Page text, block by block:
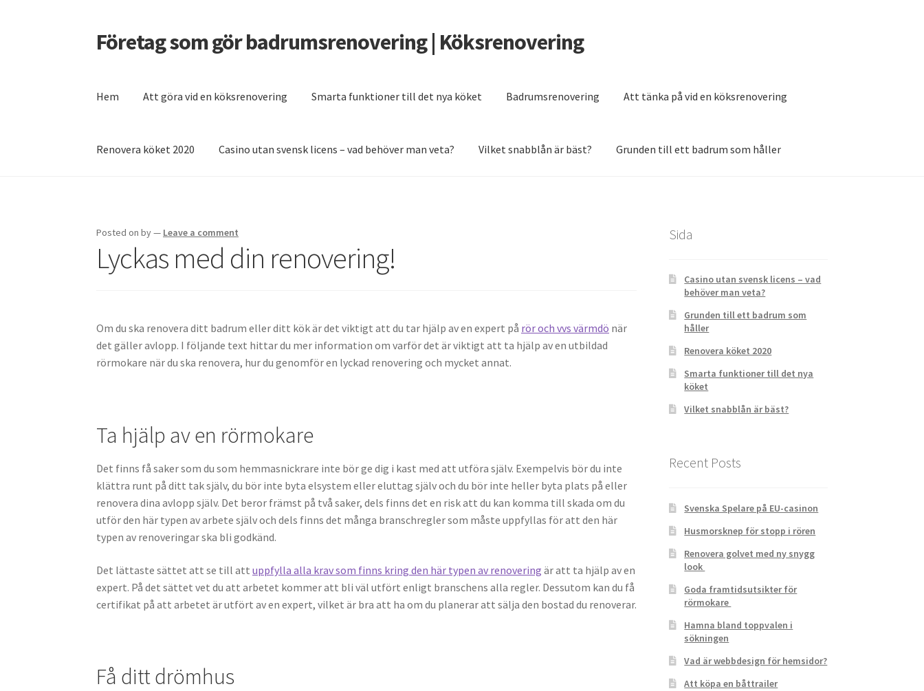
Skip
to
Skip
to
Företag som gör badrumsrenovering | Köksrenovering
Hem Att göra vid en köksrenovering Smarta funktioner till det nya köket Badrumsrenovering Att tänka på vid en köksrenovering
Renovera köket 2020 Casino utan svensk licens – vad behöver man veta? Vilket snabblån är bäst? Grunden till ett badrum som håller
Vilket snabblån är bäst?
Posted onby— Leave a comment
Lyckas med din renovering!
Om du ska renovera ditt badrum eller ditt kök är det viktigt att du tar hjälp av en expert på rör och vvs värmdö när
det gäller avlopp. I följande text hittar du mer information om varför det är viktigt att ta hjälp av en utbildad
rörmokare när du ska renovera, hur du genomför en lyckad renovering och mycket annat.
Ta hjälp av en rörmokare
Det finns få saker som du som hemmasnickrare inte bör ge dig i kast med att utföra själv. Exempelvis bör du inte
klättra runt på ditt tak själv, du bör inte byta elsystem eller eluttag själv och du bör inte heller byta plats på eller
renovera dina avlopp själv. Det beror främst på två saker, dels finns det en risk att du kan komma till skada om du
utför den här typen av arbete själv och dels finns det många branschregler som måste uppfyllas för att den här
typen av renoveringar ska bli godkänd.
Det lättaste sättet att se till attuppfylla alla krav som finns kring den här typen av renovering är att ta hjälp av en
expert. På det sättet vet du att arbetet kommer att bli väl utfört enligt branschens alla regler. Dessutom kan du få
certifikat på att arbetet är utfört av en expert, vilket är bra att ha om du planerar att sälja den bostad du renoverar.
Få ditt drömhus
Sida
Casino utan svensk licens – vad
behöver man veta?
Grunden till ett badrum som
håller
Renovera köket 2020
Smarta funktioner till det nya
köket
Vilket snabblån är bäst?
Recent Posts
Svenska Spelare på EU-casinon
Husmorsknep för stopp i rören
Renovera golvet med ny snygg
look
Goda framtidsutsikter för
rörmokare
Hamna bland toppvalen i
sökningen
Vad är webbdesign för hemsidor?
Att köpa en båttrailer